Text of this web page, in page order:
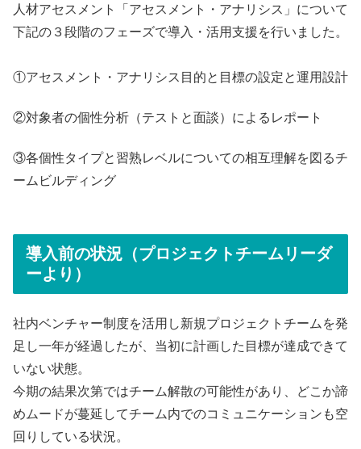
人材アセスメント「アセスメント・アナリシス」について
下記の３段階のフェーズで導入・活用支援を行いました。
①アセスメント・アナリシス目的と目標の設定と運用設計
②対象者の個性分析（テストと面談）によるレポート
③各個性タイプと習熟レベルについての相互理解を図るチ
ームビルディング
導入前の状況（プロジェクトチームリーダ
ーより）
社内ベンチャー制度を活用し新規プロジェクトチームを発
足し一年が経過したが、当初に計画した目標が達成できて
いない状態。
今期の結果次第ではチーム解散の可能性があり、どこか諦
めムードが蔓延してチーム内でのコミュニケーションも空
回りしている状況。